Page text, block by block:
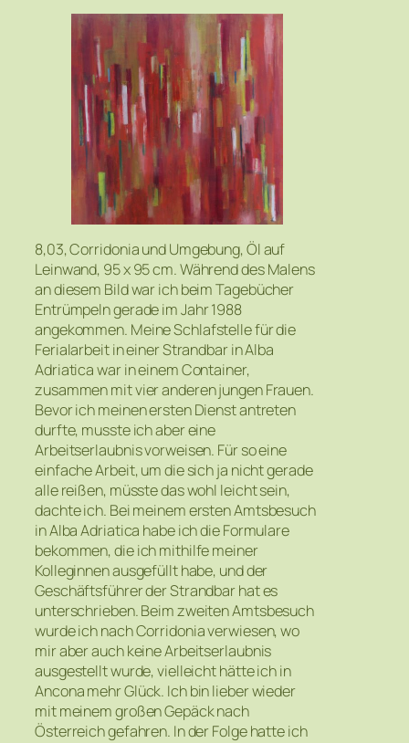
8,03, Corridonia und Umgebung, Öl auf
Leinwand, 95 x 95 cm. Während des Malens
an diesem Bild war ich beim Tagebücher
Entrümpeln gerade im Jahr 1988
angekommen. Meine Schlafstelle für die
Ferialarbeit in einer Strandbar in Alba
Adriatica war in einem Container,
zusammen mit vier anderen jungen Frauen.
Bevor ich meinen ersten Dienst antreten
durfte, musste ich aber eine
Arbeitserlaubnis vorweisen. Für so eine
einfache Arbeit, um die sich ja nicht gerade
alle reißen, müsste das wohl leicht sein,
dachte ich. Bei meinem ersten Amtsbesuch
in Alba Adriatica habe ich die Formulare
bekommen, die ich mithilfe meiner
Kolleginnen ausgefüllt habe, und der
Geschäftsführer der Strandbar hat es
unterschrieben. Beim zweiten Amtsbesuch
wurde ich nach Corridonia verwiesen, wo
mir aber auch keine Arbeitserlaubnis
ausgestellt wurde, vielleicht hätte ich in
Ancona mehr Glück. Ich bin lieber wieder
mit meinem großen Gepäck nach
Österreich gefahren. In der Folge hatte ich